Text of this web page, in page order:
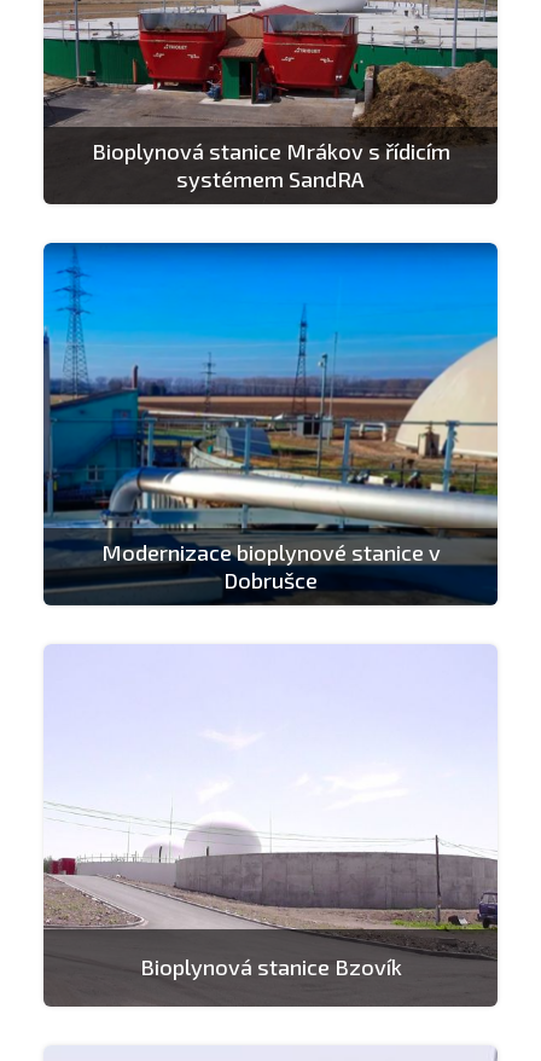
Bioplynová stanice Mrákov s řídicím
systémem SandRA
Modernizace bioplynové stanice v
Dobrušce
Bioplynová stanice Bzovík